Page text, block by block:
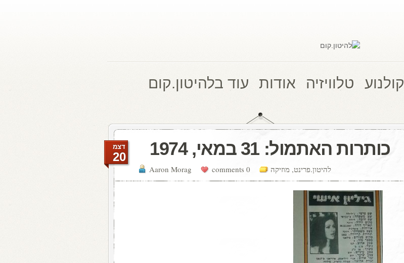
קולנוע טלוויזיה אודות עוד בלהיטון.קום
כותרות האתמול: 31 במאי, 1974
Aaron Morag 0 comments להיטון.פרינט, מוזיקה
דצמ
20